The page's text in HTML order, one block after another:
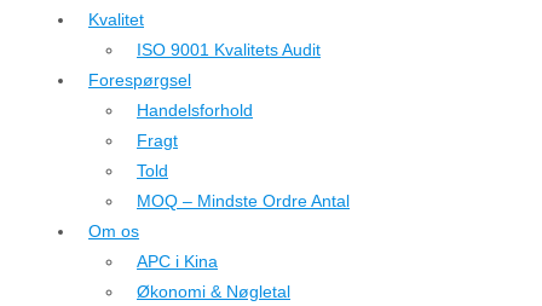
Kvalitet
ISO 9001 Kvalitets Audit
Forespørgsel
Handelsforhold
Fragt
Told
MOQ – Mindste Ordre Antal
Om os
APC i Kina
Økonomi & Nøgletal